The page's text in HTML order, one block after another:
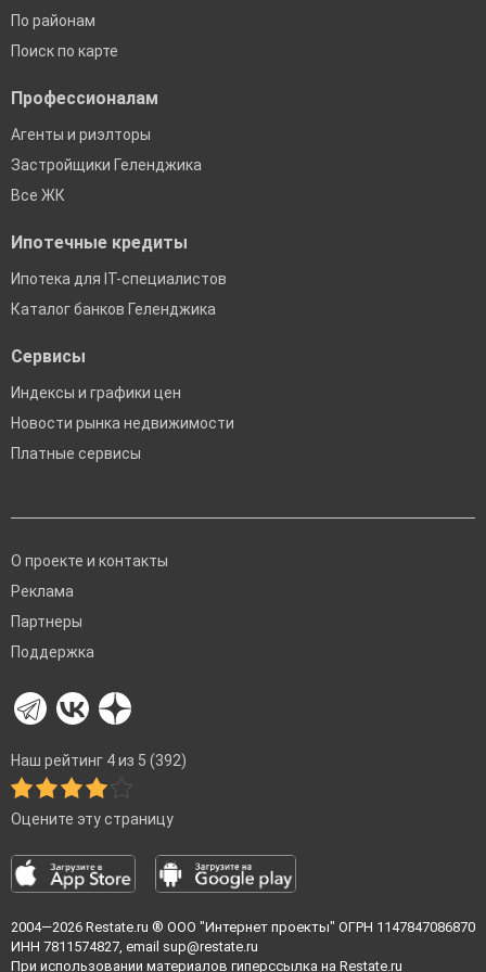
По районам
Поиск по карте
Профессионалам
Агенты и риэлторы
Застройщики Геленджика
Все ЖК
Ипотечные кредиты
Ипотека для IT-специалистов
Каталог банков Геленджика
Сервисы
Индексы и графики цен
Новости рынка недвижимости
Платные сервисы
О проекте и контакты
Реклама
Партнеры
Поддержка
Наш рейтинг 4 из 5 (392)
Оцените эту страницу
2004—2026 Restate.ru ® ООО "Интернет проекты" ОГРН 1147847086870
ИНН 7811574827, email sup@restate.ru
При использовании материалов гиперссылка на Restate.ru